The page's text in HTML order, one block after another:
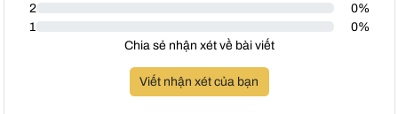
2
0%
1
0%
Chia sẻ nhận xét về bài viết
Viết nhận xét của bạn